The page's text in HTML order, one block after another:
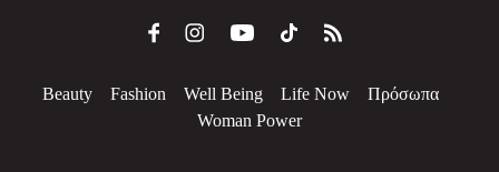
Beauty Fashion Well Being Life Now
Πρόσωπα
Woman Power